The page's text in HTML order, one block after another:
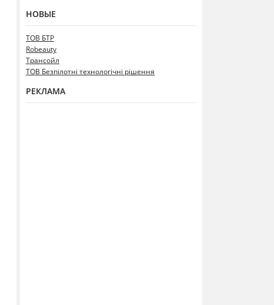
НОВЫЕ
ТОВ БТР
Robeauty
Трансойл
ТОВ Безпілотні технологічні рішення
РЕКЛАМА